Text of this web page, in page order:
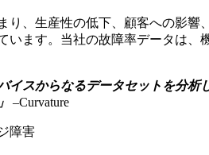
り、生産性の低下、顧客への影
います。当社の故障率データは
イスからなるデータセットを分
–Curvature